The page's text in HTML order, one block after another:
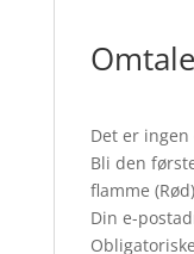
Det er
Bli den
flamme
Din e-